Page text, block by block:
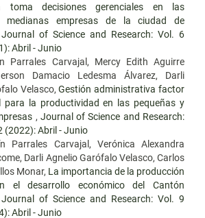
toma decisiones gerenciales en las
medianas empresas de la ciudad de
Journal of Science and Research: Vol. 6
Abril - Junio
Parrales Carvajal, Mercy Edith Aguirre
Damacio Ledesma Álvarez, Darli
Velasco,Gestión administrativa factor
para la productividad en las pequeñas y
, Journal of Science and Research:
(2022): Abril - Junio
Parrales Carvajal, Verónica Alexandra
Darli Agnelio Garófalo Velasco, Carlos
Monar, La importancia de la producción
el desarrollo económico del Cantón
Journal of Science and Research: Vol. 9
Abril - Junio